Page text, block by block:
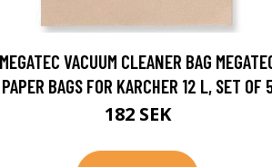
MEGATEC VACUUM CLEANER BAG
PAPER BAGS FOR KARCHER 12 L, SET OF
182 SEK